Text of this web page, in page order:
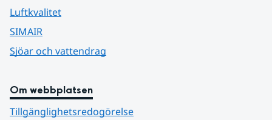
Luftkvalitet
SIMAIR
Sjöar och vattendrag
Om webbplatsen
Tillgänglighetsredogörelse